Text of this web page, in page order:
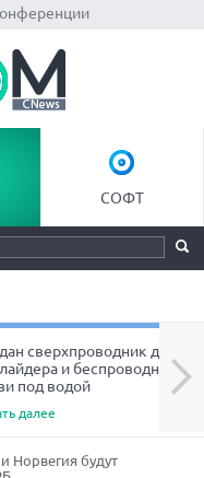
СОФТ
сверхпроводник для
и беспроводной
под водой
далее
Next
Норвегия будут